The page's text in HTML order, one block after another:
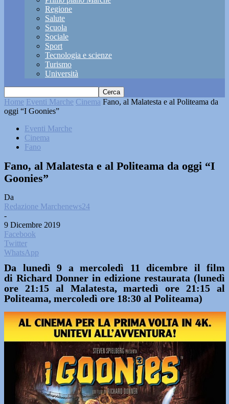
Regione
Salute
Scuola
Sociale
Sport
Tecnologia e scienze
Turismo
Università
Home Eventi Marche Cinema Fano, al Malatesta e al Politeama da
oggi “I Goonies”
Eventi Marche
Cinema
Fano
Fano, al Malatesta e al Politeama da oggi “I
Goonies”
Da
Redazione Marchenews24
-
9 Dicembre 2019
Facebook
Twitter
WhatsApp
Da lunedì 9 a mercoledì 11 dicembre il film
di Richard Donner in edizione restaurata (lunedì
ore 21:15 al Malatesta, martedì ore 21:15 al
Politeama, mercoledì ore 18:30 al Politeama)